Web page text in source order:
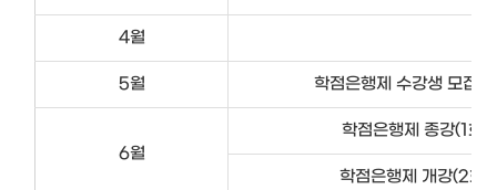
4월
5월 학점은행제 수강생 모집
6월
학점은행제 종강(1회
학점은행제 개강(2회